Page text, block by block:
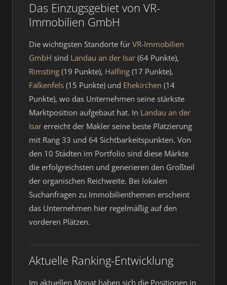
Das Einzugsgebiet von VR-
Immobilien GmbH
Die wichtigsten Standorte für VR-Immobilien
GmbH sind Landau an der Isar (64 Punkte),
Rimsting (19 Punkte), Halfing (17 Punkte),
Falkenfels (15 Punkte) und Ehekirchen (14
Punkte), wo das Unternehmen seine stärkste
Marktposition aufgebaut hat. In Landau an der
Isar erreicht der Makler seine beste Platzierung
mit Rang 33 und 64 Sichtbarkeitspunkten. Von
den 10 Städten im Portfolio sind diese Märkte
die erfolgreichsten und generieren den Großteil
der organischen Reichweite. Bei lokalen
Suchanfragen zu Immobilienthemen erscheint
das Unternehmen hier regelmäßig auf den
vorderen Plätzen.
Aktuelle Ranking-Entwicklung
Im aktuellen Monat haben sich die Positionen in